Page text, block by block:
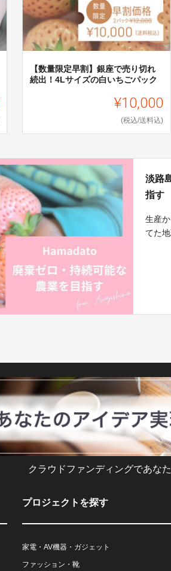
【数量限定早割】銀座で売り切れ
続出！4Lサイズの白いちごパック
¥10,000
(税込/送料込)
淡路
指す
生産
てた
クラウドファンディングであな
プロジェクトを探す
家電・AV機器・ガジェット
ファッション・靴